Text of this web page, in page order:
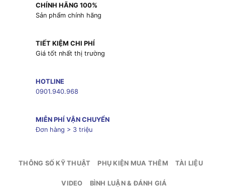
CHÍNH HÃNG 100%
Sản phẩm chính hãng
TIẾT KIỆM CHI PHÍ
Giá tốt nhất thị trường
HOTLINE
0901.940.968
MIỄN PHÍ VẬN CHUYỂN
Đơn hàng > 3 triệu
THÔNG SỐ KỸ THUẬT PHỤ KIỆN MUA THÊM TÀI LIỆU
VIDEO BÌNH LUẬN & ĐÁNH GIÁ